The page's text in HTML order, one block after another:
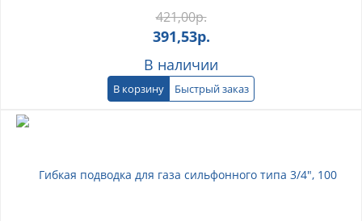
421,00р.
391,53р.
В наличии
В корзину Быстрый заказ